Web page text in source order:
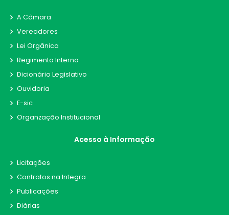
A Câmara
Vereadores
Lei Orgânica
Regimento Interno
Dicionário Legislativo
Ouvidoria
E-sic
Organzação Institucional
Acesso à Informação
Licitações
Contratos na Integra
Publicações
Diárias